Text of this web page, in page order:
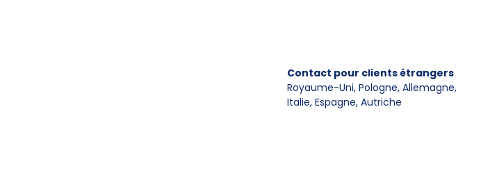
Contact pour clients étrangers
Royaume-Uni, Pologne, Allemagne,
Italie, Espagne, Autriche